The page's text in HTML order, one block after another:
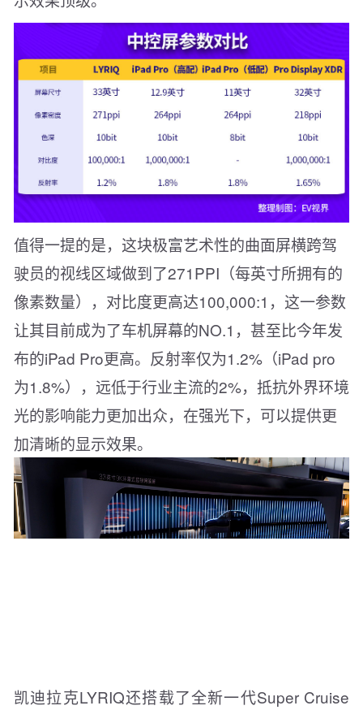
值得一提的是，这块极富艺术性的曲面屏横跨驾
驶员的视线区域做到了271PPI（每英寸所拥有的
像素数量），对比度更高达100,000:1，这一参数
让其目前成为了车机屏幕的NO.1，甚至比今年发
布的iPad Pro更高。反射率仅为1.2%（iPad pro
为1.8%），远低于行业主流的2%，抵抗外界环境
光的影响能力更加出众，在强光下，可以提供更
加清晰的显示效果。
凯迪拉克LYRIQ还搭载了全新一代Super Cruise